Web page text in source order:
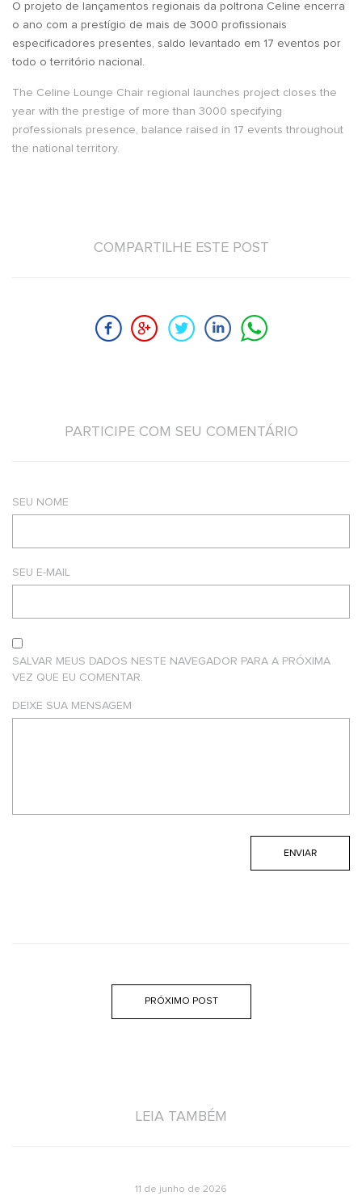
O projeto de lançamentos regionais da poltrona Celine encerra
o ano com a prestígio de mais de 3000 profissionais
especificadores presentes, saldo levantado em 17 eventos por
todo o território nacional.
The Celine Lounge Chair regional launches project closes the
year with the prestige of more than 3000 specifying
professionals presence, balance raised in 17 events throughout
the national territory.
COMPARTILHE ESTE POST
PARTICIPE COM SEU COMENTÁRIO
SEU NOME
SEU E-MAIL
SALVAR MEUS DADOS NESTE NAVEGADOR PARA A PRÓXIMA
VEZ QUE EU COMENTAR.
DEIXE SUA MENSAGEM
PRÓXIMO POST
LEIA TAMBÉM
11 de junho de 2026